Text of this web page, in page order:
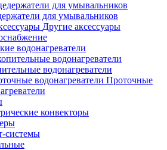
для умывальников
Другие аксессуары
водонагреватели
водонагреватели
Проточные
конвекторы
системы